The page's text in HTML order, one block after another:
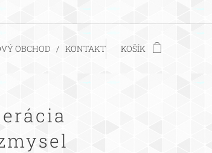
OBCHOD KONTAKT KOŠÍK